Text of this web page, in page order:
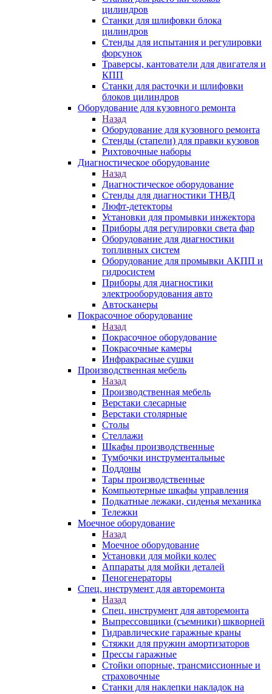
цилиндров
Станки для шлифовки блока
цилиндров
Стенды для испытания и регулировки
форсунок
Траверсы, кантователи для двигателя и
КПП
Станки для расточки и шлифовки
блоков цилиндров
Оборудование для кузовного ремонта
Назад
Оборудование для кузовного ремонта
Стенды (стапели) для правки кузовов
Рихтовочные наборы
Диагностическое оборудование
Назад
Диагностическое оборудование
Стенды для диагностики ТНВД
Люфт-детекторы
Установки для промывки инжектора
Приборы для регулировки света фар
Оборудование для диагностики
топливных систем
Оборудование для промывки АКПП и
гидросистем
Приборы для диагностики
электрооборудования авто
Автосканеры
Покрасочное оборудование
Назад
Покрасочное оборудование
Покрасочные камеры
Инфракрасные сушки
Производственная мебель
Назад
Производственная мебель
Верстаки слесарные
Верстаки столярные
Столы
Стеллажи
Шкафы производственные
Тумбочки инструментальные
Поддоны
Тары производственные
Компьютерные шкафы управления
Подкатные лежаки, сиденья механика
Тележки
Моечное оборудование
Назад
Моечное оборудование
Установки для мойки колес
Аппараты для мойки деталей
Пеногенераторы
Спец. инструмент для авторемонта
Назад
Спец. инструмент для авторемонта
Выпрессовщики (съемники) шкворней
Гидравлические гаражные краны
Стяжки для пружин амортизаторов
Прессы гаражные
Стойки опорные, трансмиссионные и
страховочные
Станки для наклепки накладок на